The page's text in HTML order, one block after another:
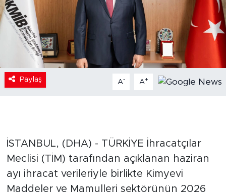
Paylaş A- A+
İSTANBUL, (DHA) - TÜRKİYE İhracatçılar
Meclisi (TİM) tarafından açıklanan haziran
ayı ihracat verileriyle birlikte Kimyevi
Maddeler ve Mamulleri sektörünün 2026